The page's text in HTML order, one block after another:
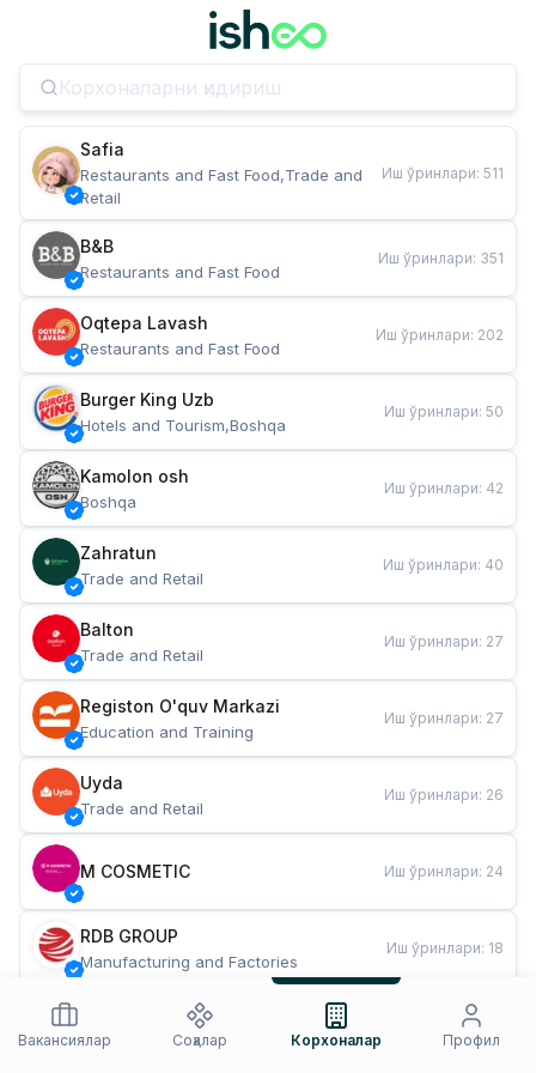
Safia
Restaurants and Fast Food,Trade and
Retail
Иш ўринлари: 511
B&B
Restaurants and Fast Food
Иш ўринлари: 351
Oqtepa Lavash
Restaurants and Fast Food
Иш ўринлари: 202
Burger King Uzb
Hotels and Tourism,Boshqa
Иш ўринлари: 50
Kamolon osh
Boshqa
Иш ўринлари: 42
Zahratun
Trade and Retail
Иш ўринлари: 40
Balton
Trade and Retail
Иш ўринлари: 27
Registon O'quv Markazi
Education and Training
Иш ўринлари: 27
Uyda
Trade and Retail
Иш ўринлари: 26
M COSMETIC Иш ўринлари: 24
RDB GROUP
Manufacturing and Factories
Иш ўринлари: 18
Restaurants and Fast Food
Иш ўринлари
Вакансиялар
Соҳалар Корхоналар Профил